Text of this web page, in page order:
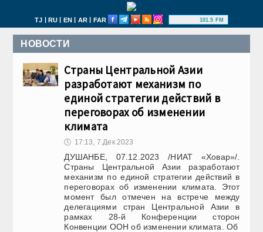
TJ | RU | EN | AR | FAR 101.5 FM
НОВОСТИ
Страны Центральной Азии
разработают механизм по
единой стратегии действий в
переговорах об изменении
климата
🕔 17:13, 7.Дек 2023
ДУШАНБЕ, 07.12.2023 /НИАТ «Ховар»/.
Страны Центральной Азии разработают
механизм по единой стратегии действий в
переговорах об изменении климата. Этот
момент был отмечен на встрече между
делегациями стран Центральной Азии в
рамках 28-й Конференции сторон
Конвенции ООН об изменении климата. Об